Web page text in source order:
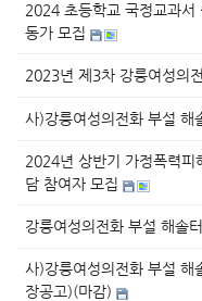
2024 초등학교 국정교과서
동가 모집
2023년 제3차 강릉여성의
사)강릉여성의전화 부설 해
2024년 상반기 가정폭력피
담 참여자 모집
강릉여성의전화 부설 해솔
사)강릉여성의전화 부설 해
장공고)(마감)